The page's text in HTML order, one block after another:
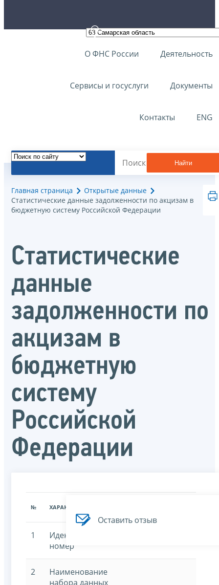
О ФНС России Деятельность
Сервисы и госуслуги Документы
Контакты ENG
Найти
Главная страница
Открытые данные
Статистические данные задолженности по акцизам в
бюджетную систему Российской Федерации
Статистические
данные
задолженности по
акцизам в
бюджетную
систему
Российской
Федерации
№ ХАРАКТЕРИСТИКА
1
Идентификационный
номер
2
Наименование
набора данных
Оставить отзыв